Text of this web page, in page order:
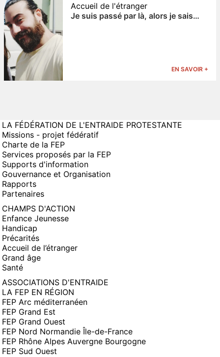
Accueil de l'étranger
Je suis passé par là, alors je sais…
EN SAVOIR +
LA FÉDÉRATION DE L'ENTRAIDE PROTESTANTE
Missions - projet fédératif
Charte de la FEP
Services proposés par la FEP
Supports d'information
Gouvernance et Organisation
Rapports
Partenaires
CHAMPS D'ACTION
Enfance Jeunesse
Handicap
Précarités
Accueil de l’étranger
Grand âge
Santé
ASSOCIATIONS D'ENTRAIDE
LA FEP EN RÉGION
FEP Arc méditerranéen
FEP Grand Est
FEP Grand Ouest
FEP Nord Normandie Île-de-France
FEP Rhône Alpes Auvergne Bourgogne
FEP Sud Ouest